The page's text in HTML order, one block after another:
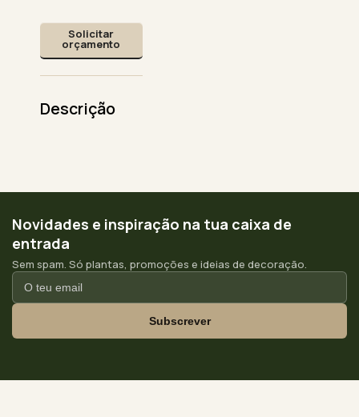
Solicitar
orçamento
Descrição
Novidades e inspiração na tua caixa de
entrada
Sem spam. Só plantas, promoções e ideias de decoração.
Subscrever